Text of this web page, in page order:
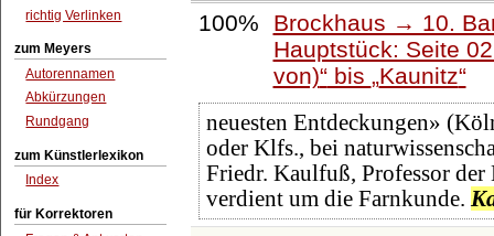
richtig Verlinken
zum Meyers
Autorennamen
Abkürzungen
Rundgang
zum Künstlerlexikon
Index
für Korrektoren
100%
Brockhaus → 10.
Hauptstück: Seite
von) bis Kaunitz
neuesten Entdeckungen»
oder Klfs., bei
Friedr. Kaulfuß, Professor der
verdient um die Farnkunde.